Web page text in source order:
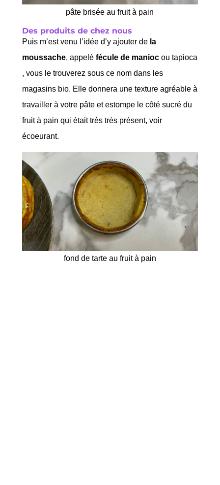
pâte brisée au fruit à pain
Des produits de chez nous
Puis m’est venu l’idée d’y ajouter dela
moussache, appelé fécule de maniocou tapioca
, vous le trouverez sous ce nom dans les
magasins bio. Elle donnera une texture agréable à
travailler à votre pâte et estompe le côté sucré du
fruit à pain qui était très très présent, voir
écoeurant.
fond de tarte au fruit à pain